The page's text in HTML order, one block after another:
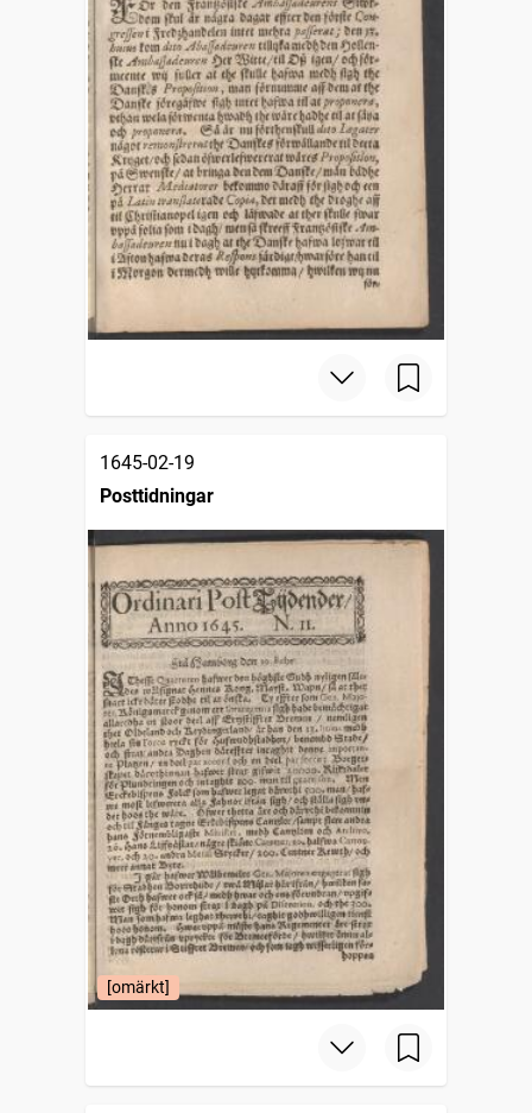
1645-02-19
Posttidningar
[omärkt]